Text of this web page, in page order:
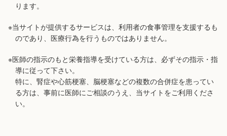
ります。
※当サイトが提供するサービスは、利用者の食事管理を支援するも
のであり、医療行為を行うものではありません。
※医師の指示のもと栄養指導を受けている方は、必ずその指示・指
導に従って下さい。
特に、腎症や心筋梗塞、脳梗塞などの複数の合併症を患ってい
る方は、事前に医師にご相談のうえ、当サイトをご利用くださ
い。